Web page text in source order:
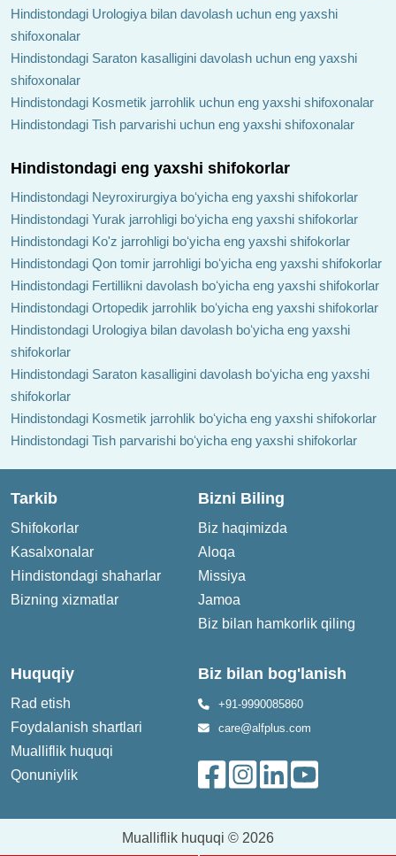
Hindistondagi Urologiya bilan davolash uchun eng yaxshi
shifoxonalar
Hindistondagi Saraton kasalligini davolash uchun eng yaxshi
shifoxonalar
Hindistondagi Kosmetik jarrohlik uchun eng yaxshi shifoxonalar
Hindistondagi Tish parvarishi uchun eng yaxshi shifoxonalar
Hindistondagi eng yaxshi shifokorlar
Hindistondagi Neyroxirurgiya boʻyicha eng yaxshi shifokorlar
Hindistondagi Yurak jarrohligi boʻyicha eng yaxshi shifokorlar
Hindistondagi Ko'z jarrohligi boʻyicha eng yaxshi shifokorlar
Hindistondagi Qon tomir jarrohligi boʻyicha eng yaxshi shifokorlar
Hindistondagi Fertillikni davolash boʻyicha eng yaxshi shifokorlar
Hindistondagi Ortopedik jarrohlik boʻyicha eng yaxshi shifokorlar
Hindistondagi Urologiya bilan davolash boʻyicha eng yaxshi
shifokorlar
Hindistondagi Saraton kasalligini davolash boʻyicha eng yaxshi
shifokorlar
Hindistondagi Kosmetik jarrohlik boʻyicha eng yaxshi shifokorlar
Hindistondagi Tish parvarishi boʻyicha eng yaxshi shifokorlar
Tarkib
Shifokorlar
Kasalxonalar
Hindistondagi shaharlar
Bizning xizmatlar
Bizni Biling
Biz haqimizda
Aloqa
Missiya
Jamoa
Biz bilan hamkorlik qiling
Huquqiy
Rad etish
Foydalanish shartlari
Mualliflik huquqi
Qonuniylik
Biz bilan bog'lanish
+91-9990085860
care@alfplus.com
Mualliflik huquqi © 2026